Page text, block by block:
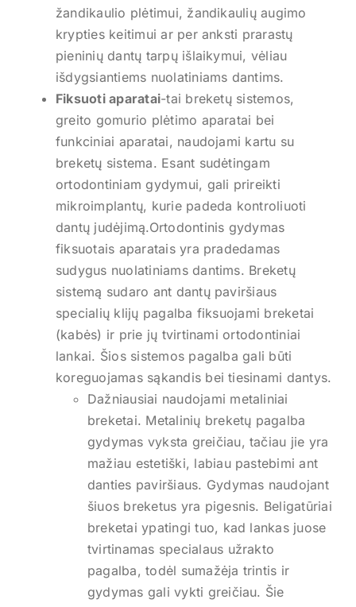
žandikaulio plėtimui, žandikaulių augimo
krypties keitimui ar per anksti prarastų
pieninių dantų tarpų išlaikymui, vėliau
išdygsiantiems nuolatiniams dantims.
Fiksuoti aparatai-tai breketų sistemos,
greito gomurio plėtimo aparatai bei
funkciniai aparatai, naudojami kartu su
breketų sistema. Esant sudėtingam
ortodontiniam gydymui, gali prireikti
mikroimplantų, kurie padeda kontroliuoti
dantų judėjimą.Ortodontinis gydymas
fiksuotais aparatais yra pradedamas
sudygus nuolatiniams dantims. Breketų
sistemą sudaro ant dantų paviršiaus
specialių klijų pagalba fiksuojami breketai
(kabės) ir prie jų tvirtinami ortodontiniai
lankai. Šios sistemos pagalba gali būti
koreguojamas sąkandis bei tiesinami dantys.
Dažniausiai naudojami metaliniai
breketai. Metalinių breketų pagalba
gydymas vyksta greičiau, tačiau jie yra
mažiau estetiški, labiau pastebimi ant
danties paviršiaus. Gydymas naudojant
šiuos breketus yra pigesnis. Beligatūriai
breketai ypatingi tuo, kad lankas juose
tvirtinamas specialaus užrakto
pagalba, todėl sumažėja trintis ir
gydymas gali vykti greičiau. Šie